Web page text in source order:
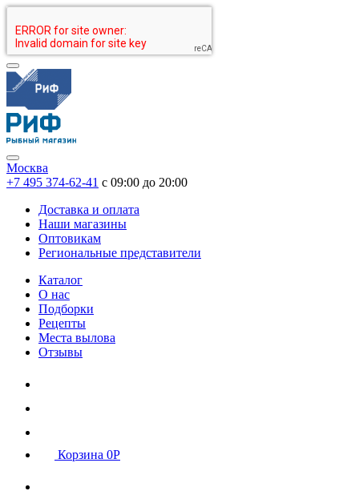
Москва
+7 495 374-62-41 c 09:00 до 20:00
Доставка и оплата
Наши магазины
Оптовикам
Региональные представители
Каталог
О нас
Подборки
Рецепты
Места вылова
Отзывы
Корзина 0Р